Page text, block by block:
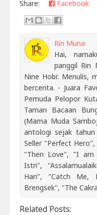
Share: Facebook
Rin Muna
Hai,
panggil Rin
Nine Hobi: Menulis,
bercerita. - Juara
Pemuda Pelopor
Taman Bacaan
(Mama Muda
antologi sejak
Seller "Perfect
"Then Love", "I am
Istri",
Hari", "Catch Me,
Brengsek", "The
Related Posts: